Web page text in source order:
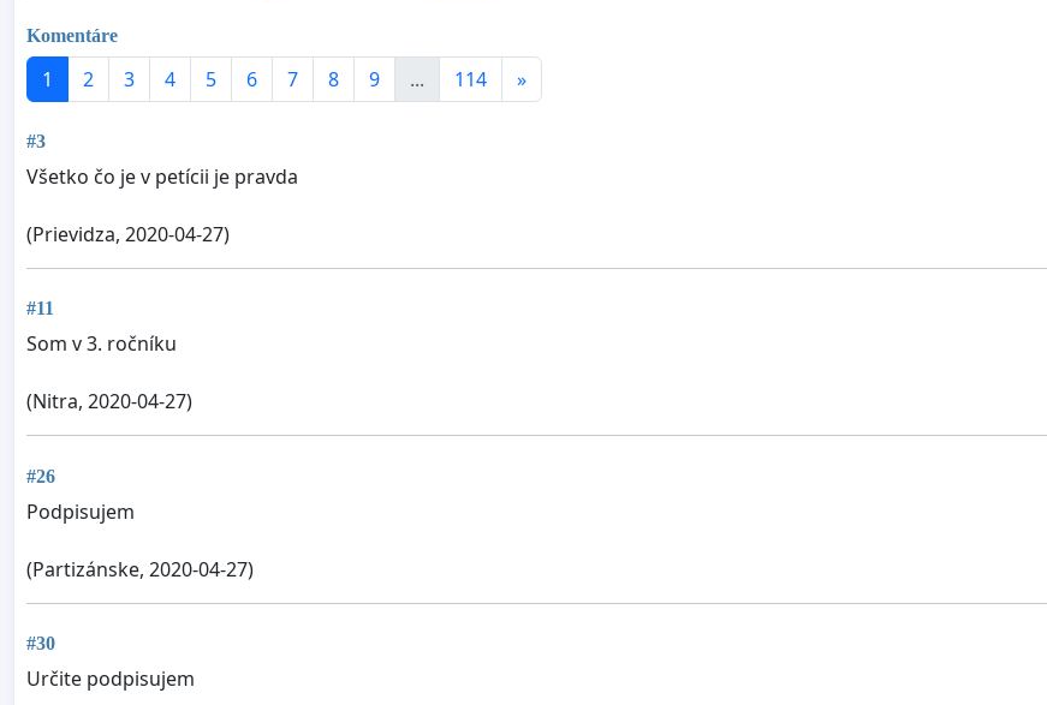
Komentáre
1 2 3 4 5 6 7 8 9 ... 114 »
#3
Všetko čo je v petícii je pravda
(Prievidza, 2020-04-27)
#11
Som v 3. ročníku
(Nitra, 2020-04-27)
#26
Podpisujem
(Partizánske, 2020-04-27)
#30
Určite podpisujem